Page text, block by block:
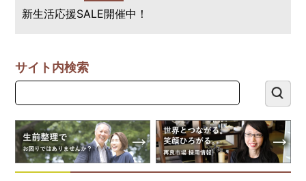
新生活応援SALE開催中！
サイト内検索